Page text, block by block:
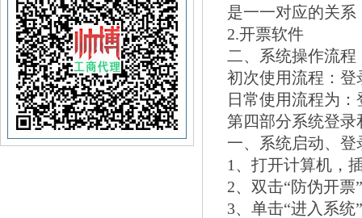
是一一对应的关系
2.开票软件
二、系统操作流程
初次使用流程：
日常使用流程为
第四部分系统登录
一、系统启动、登
1、打开计算机，
2、双击“防伪开票
3、单击“进入系